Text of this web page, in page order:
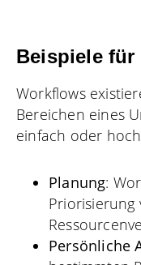
Beispiele
Workflows
Bereichen eines
einfach oder
Planung:
Persönliche